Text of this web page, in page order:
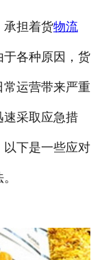
承担着货物流
各种原因，货
运营带来严重
速采取应急措
下是一些应对